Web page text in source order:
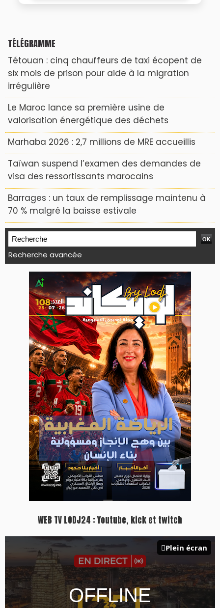
TÉLÉGRAMME
Tétouan : cinq chauffeurs de taxi écopent de
six mois de prison pour aide à la migration
irrégulière
Le Maroc lance sa première usine de
valorisation énergétique des déchets
Marhaba 2026 : 2,7 millions de MRE accueillis
Taïwan suspend l’examen des demandes de
visa des ressortissants marocains
Barrages : un taux de remplissage maintenu à
70 % malgré la baisse estivale
Recherche avancée
WEB TV LODJ24 : Youtube, kick et twitch
Plein écran